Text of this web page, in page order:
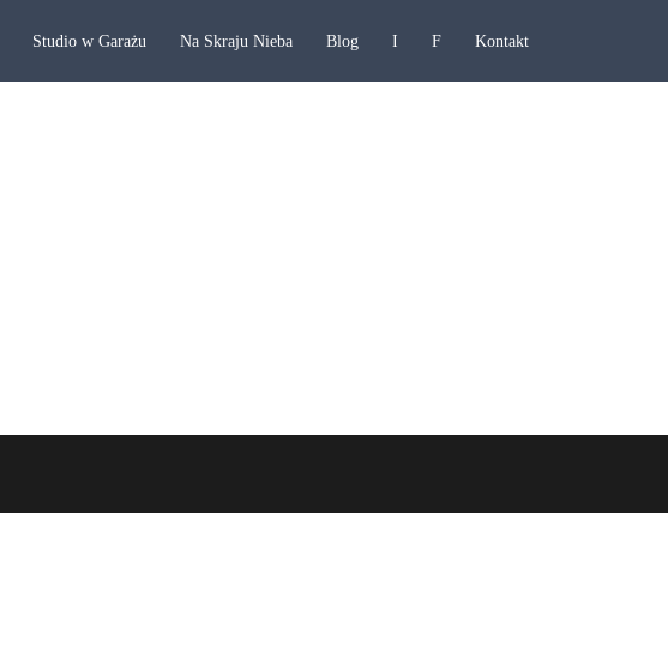
Studio w Garażu Na Skraju Nieba Blog I F Kontakt